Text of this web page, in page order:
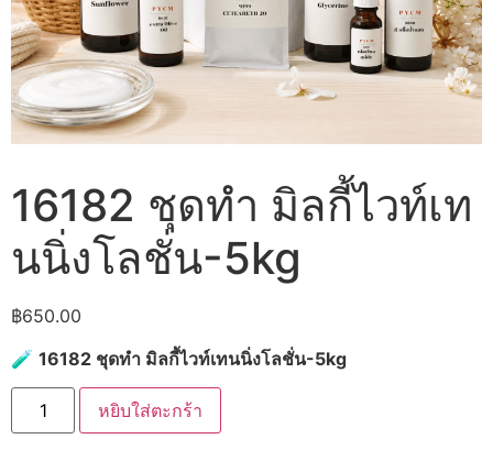
16182 ชุดทำ มิลกี้ไวท์เท
นนิ่งโลชั่น-5kg
฿650.00
🧪 16182 ชุดทำ มิลกี้ไวท์เทนนิ่งโลชั่น-5kg
จำนวน
16182
ชุด
หยิบใส่ตะกร้า